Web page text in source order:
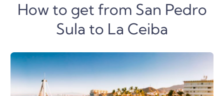
How to get from San Pedro
Sula to La Ceiba